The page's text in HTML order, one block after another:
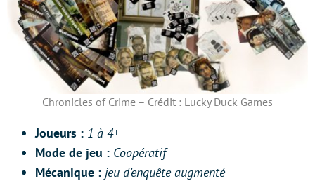
Chronicles of Crime – Crédit : Lucky Duck Games
Joueurs : 1 à 4+
Mode de jeu : Coopératif
Mécanique : jeu d’enquête augmenté